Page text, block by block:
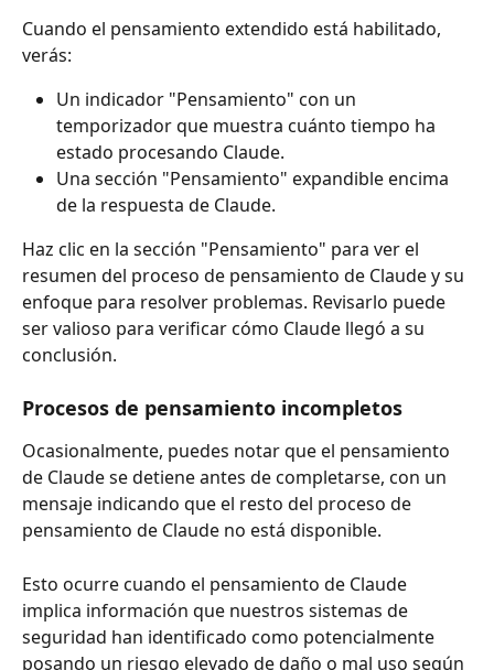
Cuando el pensamiento extendido está habilitado,
verás:
Un indicador "Pensamiento" con un
temporizador que muestra cuánto tiempo ha
estado procesando Claude.
Una sección "Pensamiento" expandible encima
de la respuesta de Claude.
Haz clic en la sección "Pensamiento" para ver el
resumen del proceso de pensamiento de Claude y su
enfoque para resolver problemas. Revisarlo puede
ser valioso para verificar cómo Claude llegó a su
conclusión.
Procesos de pensamiento incompletos
Ocasionalmente, puedes notar que el pensamiento
de Claude se detiene antes de completarse, con un
mensaje indicando que el resto del proceso de
pensamiento de Claude no está disponible.
Esto ocurre cuando el pensamiento de Claude
implica información que nuestros sistemas de
seguridad han identificado como potencialmente
posando un riesgo elevado de daño o mal uso según